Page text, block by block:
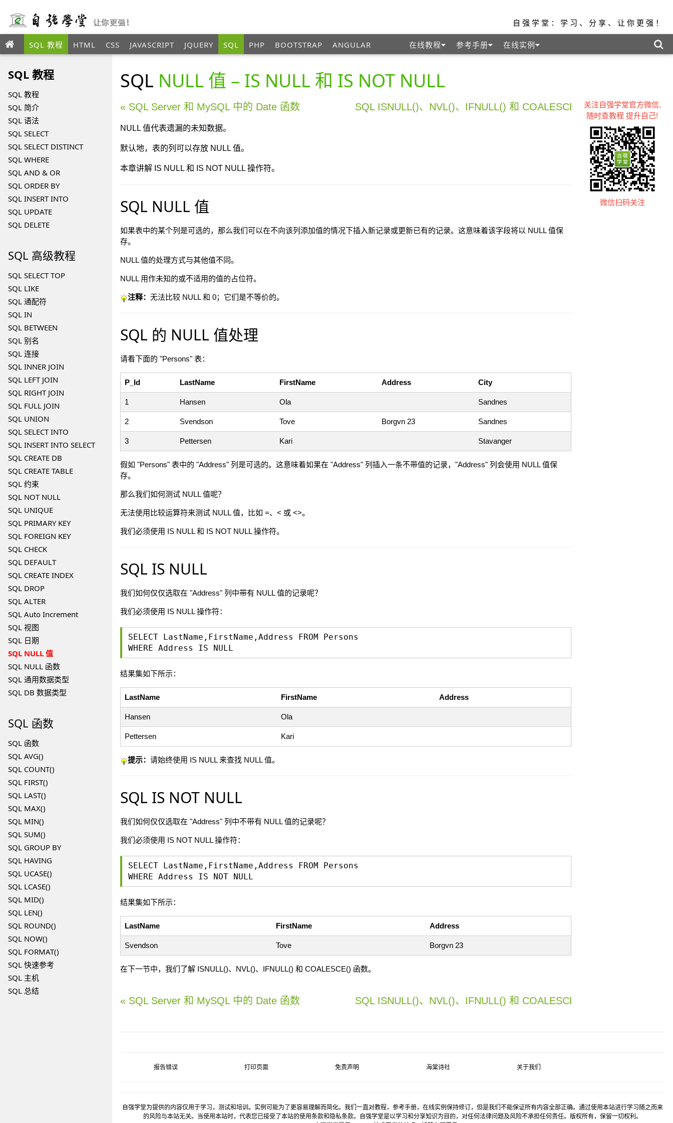
自强学堂：学习、分享、让你更强！
SQL 教程 HTML CSS JAVASCRIPT JQUERY SQL PHP BOOTSTRAP ANGULAR 在线教程 参考手册 在线实例
SQL 教程
SQL 教程
SQL 简介
SQL 语法
SQL SELECT
SQL SELECT DISTINCT
SQL WHERE
SQL AND & OR
SQL ORDER BY
SQL INSERT INTO
SQL UPDATE
SQL DELETE
SQL 高级教程
SQL SELECT TOP
SQL LIKE
SQL 通配符
SQL IN
SQL BETWEEN
SQL 别名
SQL 连接
SQL INNER JOIN
SQL LEFT JOIN
SQL RIGHT JOIN
SQL FULL JOIN
SQL UNION
SQL SELECT INTO
SQL INSERT INTO SELECT
SQL CREATE DB
SQL CREATE TABLE
SQL 约束
SQL NOT NULL
SQL UNIQUE
SQL PRIMARY KEY
SQL FOREIGN KEY
SQL CHECK
SQL DEFAULT
SQL CREATE INDEX
SQL DROP
SQL ALTER
SQL Auto Increment
SQL 视图
SQL 日期
SQL NULL 值
SQL NULL 函数
SQL 通用数据类型
SQL DB 数据类型
SQL 函数
SQL 函数
SQL AVG()
SQL COUNT()
SQL FIRST()
SQL LAST()
SQL MAX()
SQL MIN()
SQL SUM()
SQL GROUP BY
SQL HAVING
SQL UCASE()
SQL LCASE()
SQL MID()
SQL LEN()
SQL ROUND()
SQL NOW()
SQL FORMAT()
SQL 快速参考
SQL 主机
SQL 总结
SQL NULL 值 – IS NULL 和 IS NOT NULL
« SQL Server 和 MySQL 中的 Date 函数 SQL ISNULL()、NVL()、IFNULL() 和 COALESCE() 函数 »
NULL 值代表遗漏的未知数据。
默认地，表的列可以存放 NULL 值。
本章讲解 IS NULL 和 IS NOT NULL 操作符。
SQL NULL 值
如果表中的某个列是可选的，那么我们可以在不向该列添加值的情况下插入新记录或更新已有的记录。这意味着该字段将以 NULL 值保
存。
NULL 值的处理方式与其他值不同。
NULL 用作未知的或不适用的值的占位符。
注释： 无法比较 NULL 和 0；它们是不等价的。
SQL 的 NULL 值处理
请看下面的 "Persons" 表：
P_Id LastName FirstName Address City
1 Hansen Ola Sandnes
2 Svendson Tove Borgvn 23 Sandnes
3 Pettersen Kari Stavanger
假如 "Persons" 表中的 "Address" 列是可选的。这意味着如果在 "Address" 列插入一条不带值的记录，"Address" 列会使用 NULL 值保
存。
那么我们如何测试 NULL 值呢？
无法使用比较运算符来测试 NULL 值，比如 =、< 或 <>。
我们必须使用 IS NULL 和 IS NOT NULL 操作符。
SQL IS NULL
我们如何仅仅选取在 "Address" 列中带有 NULL 值的记录呢？
我们必须使用 IS NULL 操作符：
SELECT LastName,FirstName,Address FROM Persons
WHERE Address IS NULL
结果集如下所示：
LastName FirstName Address
Hansen Ola
Pettersen Kari
提示： 请始终使用 IS NULL 来查找 NULL 值。
SQL IS NOT NULL
我们如何仅仅选取在 "Address" 列中不带有 NULL 值的记录呢？
我们必须使用 IS NOT NULL 操作符：
SELECT LastName,FirstName,Address FROM Persons
WHERE Address IS NOT NULL
结果集如下所示：
LastName FirstName Address
Svendson Tove Borgvn 23
在下一节中，我们了解 ISNULL()、NVL()、IFNULL() 和 COALESCE() 函数。
« SQL Server 和 MySQL 中的 Date 函数 SQL ISNULL()、NVL()、IFNULL() 和 COALESCE() 函数 »
关注自强学堂官方微信,
随时查教程 提升自己!
微信扫码关注
报告错误 打印页面 免责声明 海棠诗社 关于我们
自强学堂为提供的内容仅用于学习，测试和培训。实例可能为了更容易理解而简化。我们一直对教程，参考手册，在线实例保持修订，但是我们不能保证所有内容全部正确。通过使用本站进行学习随之而来
的风险与本站无关。当使用本站时，代表您已接受了本站的使用条款和隐私条款。自强学堂是以学习和分享知识为目的，对任何法律问题及风险不承担任何责任。版权所有，保留一切权利。